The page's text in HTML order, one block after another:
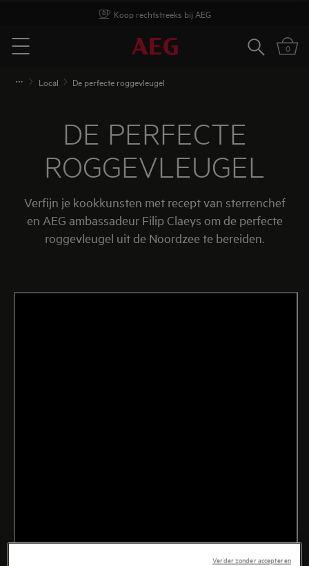
Koop rechtstreeks bij AEG
Menu
Zoeken0
Local De perfecte roggevleugel
DE PERFECTE
ROGGEVLEUGEL
Verfijn je kookkunsten met recept van sterrenchef
en AEG ambassadeur Filip Claeys om de perfecte
roggevleugel uit de Noordzee te bereiden.
Verder zonder accepteren